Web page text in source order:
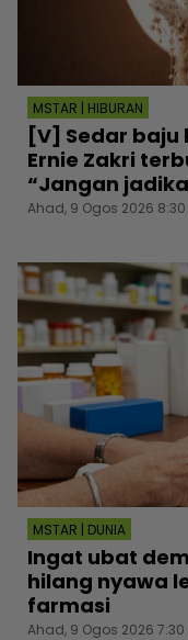
MSTAR | HIBURAN
[V] Sedar
Ernie Zakri
“Jangan
Ahad, 9 Ogos 2026 8:30
MSTAR | DUNIA
Ingat ubat
hilang nyawa
farmasi
Ahad, 9 Ogos 2026 7:30